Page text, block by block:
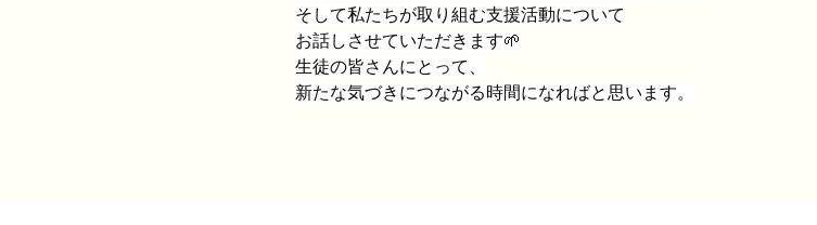
そして私たちが取り組む支援活動について
お話しさせていただきます🌱
生徒の皆さんにとって、
新たな気づきにつながる時間になればと思います。